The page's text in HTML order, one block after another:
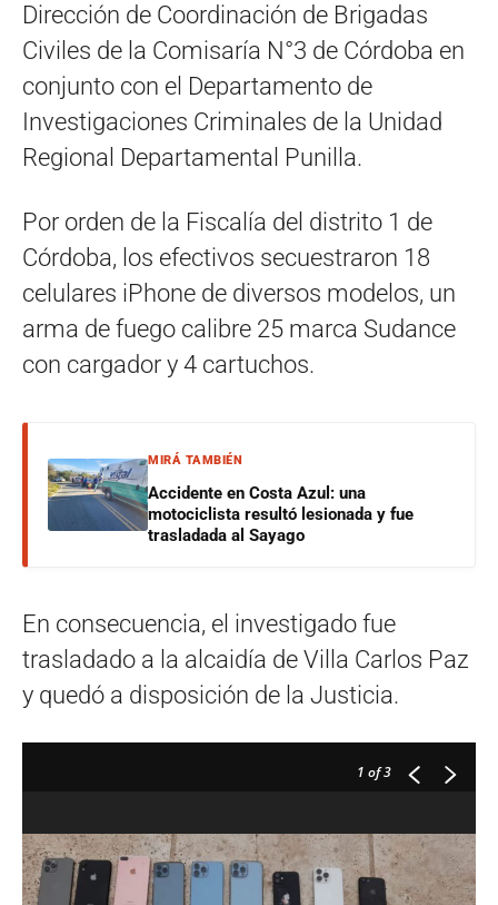
Dirección de Coordinación de Brigadas
Civiles de la Comisaría N°3 de Córdoba en
conjunto con el Departamento de
Investigaciones Criminales de la Unidad
Regional Departamental Punilla.
Por orden de la Fiscalía del distrito 1 de
Córdoba, los efectivos secuestraron 18
celulares iPhone de diversos modelos, un
arma de fuego calibre 25 marca Sudance
con cargador y 4 cartuchos.
MIRÁ TAMBIÉN
Accidente en Costa Azul: una
motociclista resultó lesionada y fue
trasladada al Sayago
En consecuencia, el investigado fue
trasladado a la alcaidía de Villa Carlos Paz
y quedó a disposición de la Justicia.
1 of 3